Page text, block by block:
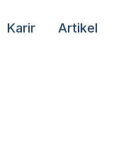
Karir Artikel